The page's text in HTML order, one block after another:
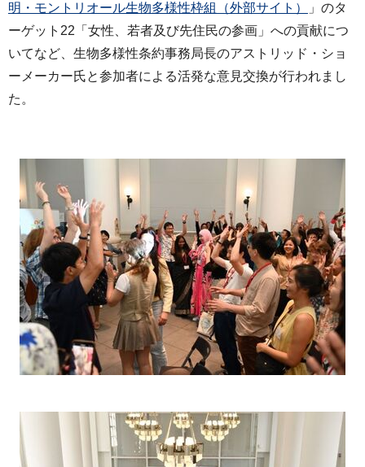
明・モントリオール生物多様性枠組（外部サイト）
」のタ
ーゲット22「女性、若者及び先住民の参画」への貢献につ
いてなど、生物多様性条約事務局長のアストリッド・ショ
ーメーカー氏と参加者による活発な意見交換が行われまし
た。